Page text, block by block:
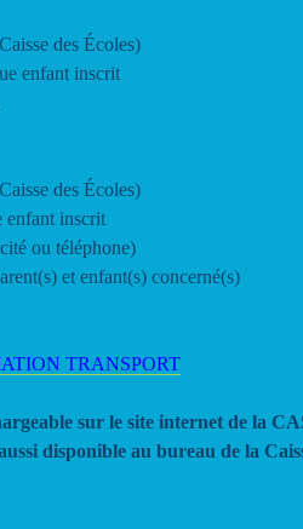
des Écoles)
enfant inscrit
des Écoles)
enfant inscrit
ou téléphone)
et enfant(s) concerné(s)
TRANSPORT
sur le site internet de la
disponible au bureau de la